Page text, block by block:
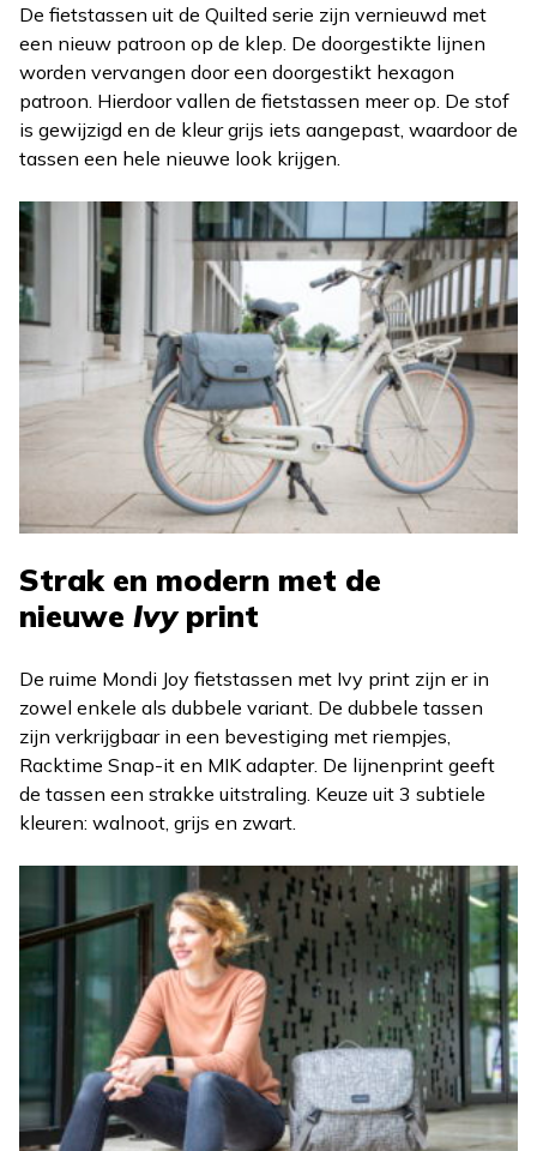
De fietstassen uit de Quilted serie zijn vernieuwd met
een nieuw patroon op de klep. De doorgestikte lijnen
worden vervangen door een doorgestikt hexagon
patroon. Hierdoor vallen de fietstassen meer op. De stof
is gewijzigd en de kleur grijs iets aangepast, waardoor de
tassen een hele nieuwe look krijgen.
Strak en modern met de
nieuwe Ivyprint
De ruime Mondi Joy fietstassen met Ivy print zijn er in
zowel enkele als dubbele variant. De dubbele tassen
zijn verkrijgbaar in een bevestiging met riempjes,
Racktime Snap-it en MIK adapter. De lijnenprint geeft
de tassen een strakke uitstraling. Keuze uit 3 subtiele
kleuren: walnoot, grijs en zwart.